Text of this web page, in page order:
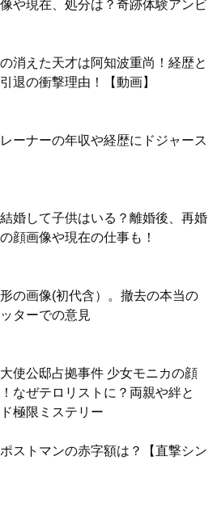
や現在、処分は？奇跡体験アンビ
消えた天才は阿知波重尚！経歴と
退の衝撃理由！【動画】
ーナーの年収や経歴にドジャース
婚して子供はいる？離婚後、再婚
顔画像や現在の仕事も！
の画像(初代含）。撤去の本当の
ターでの意見
使公邸占拠事件 少女モニカの顔
なぜテロリストに？両親や絆と
極限ミステリー
ストマンの赤字額は？【直撃シン